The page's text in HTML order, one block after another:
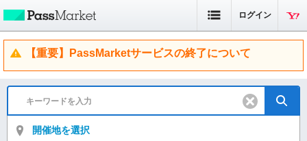
ログイン
【重要】PassMarketサービスの終了について
開催地を選択